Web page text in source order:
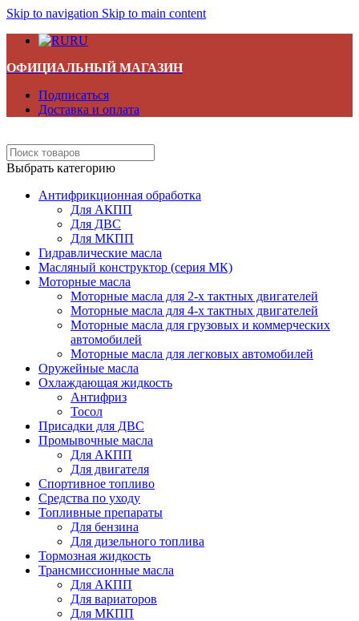
Skip to navigation Skip to main content
RU
ОФИЦИАЛЬНЫЙ МАГАЗИН
Подписаться
Доставка и оплата
Выбрать категорию
Антифрикционная обработка
Для АКПП
Для ДВС
Для МКПП
Гидравлические масла
Масляный конструктор (серия МК)
Моторные масла
Моторные масла для 2-х тактных двигателей
Моторные масла для 4-х тактных двигателей
Моторные масла для грузовых и коммерческих
автомобилей
Моторные масла для легковых автомобилей
Оружейные масла
Охлаждающая жидкость
Антифриз
Тосол
Присадки для ДВС
Промывочные масла
Для АКПП
Для двигателя
Спортивное топливо
Средства по уходу
Топливные препараты
Для бензина
Для дизельного топлива
Тормозная жидкость
Трансмиссионные масла
Для АКПП
Для вариаторов
Для МКПП